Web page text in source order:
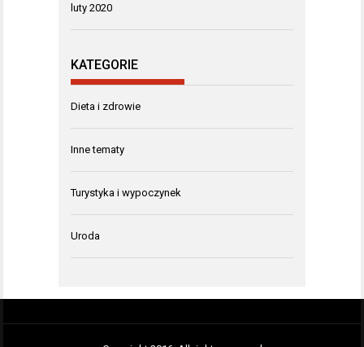
luty 2020
KATEGORIE
Dieta i zdrowie
Inne tematy
Turystyka i wypoczynek
Uroda